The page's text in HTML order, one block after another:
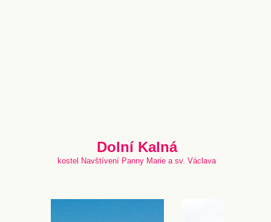
Dolní Kalná
kostel Navštívení Panny Marie a sv. Václava